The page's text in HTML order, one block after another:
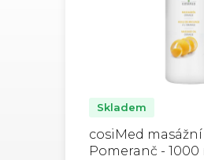
cosiMed
Pomeranč - 1000
Skladem